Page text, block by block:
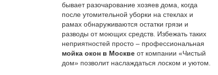
бывает разочарование хозяев дома, когда
после утомительной уборки на стеклах и
рамах обнаруживаются остатки грязи и
разводы от моющих средств. Избежать таких
неприятностей просто – профессиональная
мойка окон в Москве от компании «Чистый
дом» позволит наслаждаться лоском и уютом.